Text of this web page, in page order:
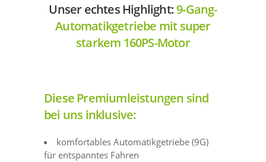
Unser echtes Highlight:9-Gang-
Automatikgetriebe mit super
starkem 160PS-Motor
Diese Premiumleistungen sind
bei uns inklusive:
komfortables Automatikgetriebe (9G)
für entspanntes Fahren